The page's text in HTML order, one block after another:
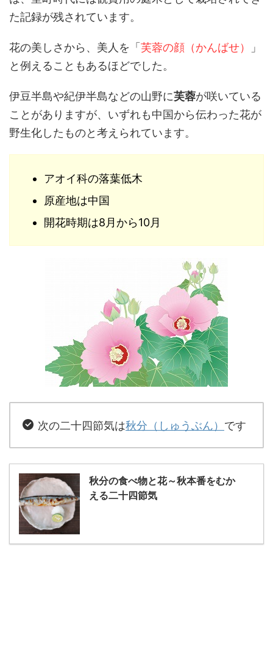
た記録が残されています。
花の美しさから、美人を「 芙蓉の顔（かんばせ）
」
と例えることもあるほどでした。
伊豆半島や紀伊半島などの山野に芙蓉が咲いている
ことがありますが、いずれも中国から伝わった花が
野生化したものと考えられています。
アオイ科の落葉低木
原産地は中国
開花時期は8月から10月
次の二十四節気は秋分（しゅうぶん） です
秋分の食べ物と花～秋本番をむか
える二十四節気